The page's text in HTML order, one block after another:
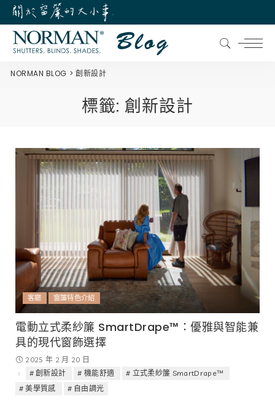
NORMAN BLOG 創新設計
標籤: 創新設計
客廳 窗簾特色介紹
電動立式柔紗簾 SmartDrape™：優雅與智能兼
具的現代窗飾選擇
2025 年 2 月 20 日
創新設計
機能舒適
立式柔紗簾 SmartDrape™
美學質感
自由調光